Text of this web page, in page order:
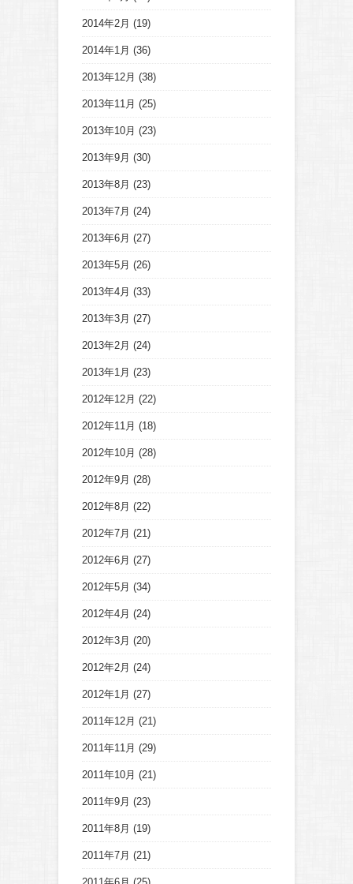
2014年2月 (19)
2014年1月 (36)
2013年12月 (38)
2013年11月 (25)
2013年10月 (23)
2013年9月 (30)
2013年8月 (23)
2013年7月 (24)
2013年6月 (27)
2013年5月 (26)
2013年4月 (33)
2013年3月 (27)
2013年2月 (24)
2013年1月 (23)
2012年12月 (22)
2012年11月 (18)
2012年10月 (28)
2012年9月 (28)
2012年8月 (22)
2012年7月 (21)
2012年6月 (27)
2012年5月 (34)
2012年4月 (24)
2012年3月 (20)
2012年2月 (24)
2012年1月 (27)
2011年12月 (21)
2011年11月 (29)
2011年10月 (21)
2011年9月 (23)
2011年8月 (19)
2011年7月 (21)